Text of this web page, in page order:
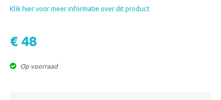
Klik hier voor meer informatie over dit product
€ 48
Op voorraad